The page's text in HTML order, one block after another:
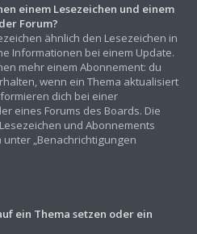
einem Lesezeichen und einem
Forum?
ähnlich den Lesezeichen in
Informationen bei einem Update.
mehr einem Abonnement: du
wenn ein Thema aktualisiert
dich bei einer
eines Forums des Boards. Die
und Abonnements
„Benachrichtigungen
ein Thema setzen oder ein